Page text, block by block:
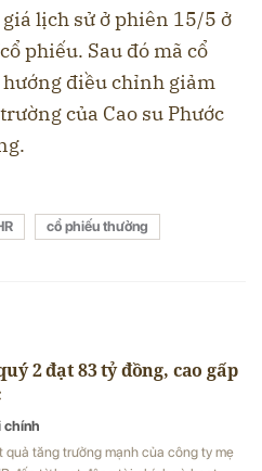
lịch sử ở phiên 15/5 ở
phiếu. Sau đó mã cổ
điều chỉnh giảm
của Cao su Phước
cổ phiếu thưởng
2 đạt 83 tỷ đồng, cao gấp
chính
quả tăng trưởng mạnh của công ty mẹ